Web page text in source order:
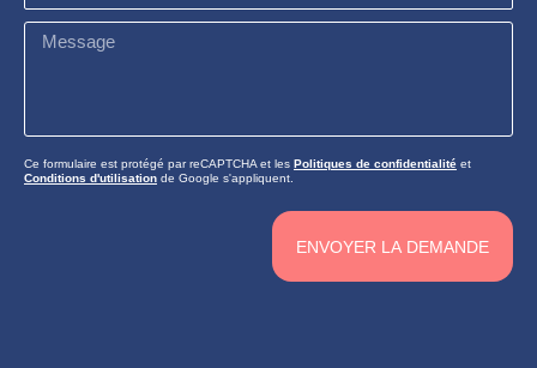
Message
Ce formulaire est protégé par reCAPTCHA et les Politiques de confidentialité et
Conditions d'utilisation de Google s'appliquent.
ENVOYER LA DEMANDE